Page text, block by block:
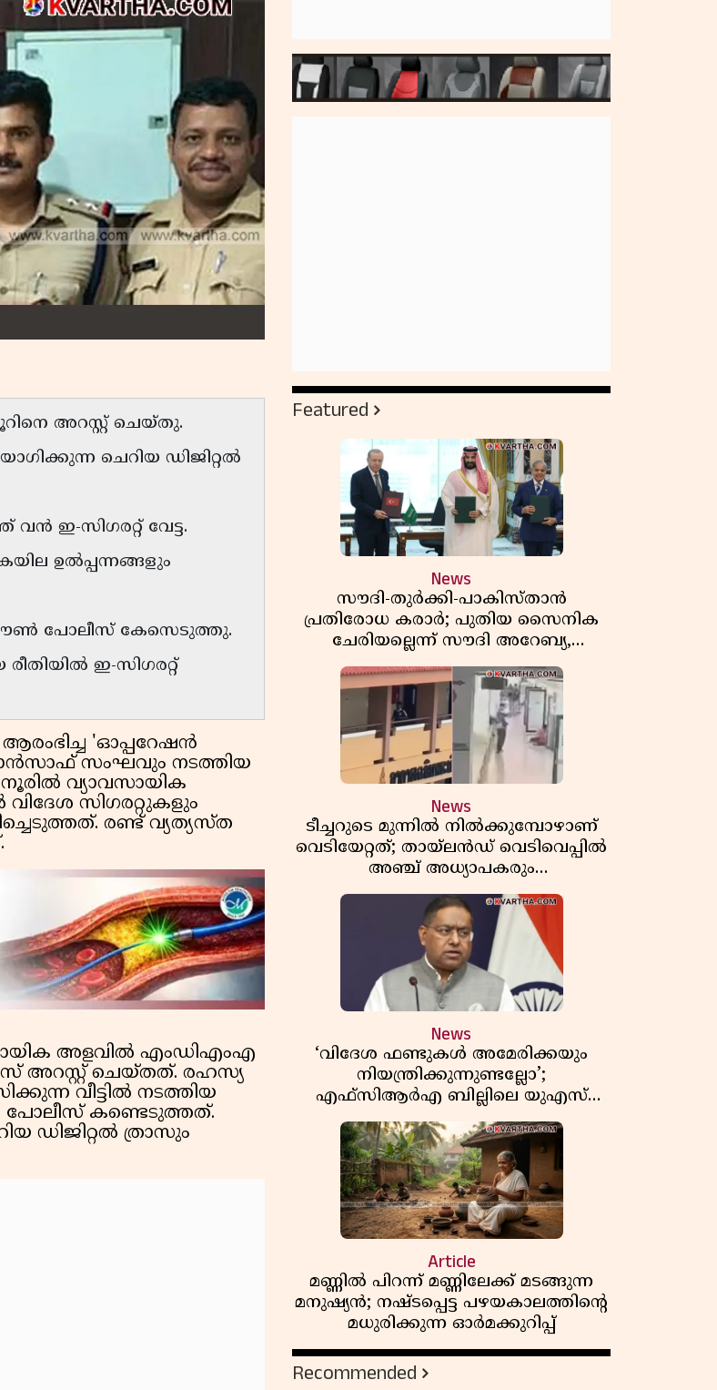
അറസ്റ്റ് ചെയ്തു.
ചെറിയ ഡിജിറ്റൽ
ഇ-സിഗരറ്റ് വേട്ട.
ഉൽപ്പന്നങ്ങളും
ടൗൺ പോലീസ് കേസെടുത്തു.
ഇ-സിഗരറ്റ്
'ഓപ്പറേഷൻ
സംഘവും നടത്തിയ
വ്യാവസായിക
സിഗരറ്റുകളും
രണ്ട് വ്യത്യസ്ത
അളവിൽ എംഡിഎംഎ
അറസ്റ്റ് ചെയ്തത്. രഹസ്യ
വീട്ടിൽ നടത്തിയ
പോലീസ് കണ്ടെടുത്തത്.
ഡിജിറ്റൽ ത്രാസും
Featured
News
സൗദി-തുർക്കി-പാകിസ്താൻ
പ്രതിരോധ കരാർ; പുതിയ സൈനിക
ചേരിയല്ലെന്ന് സൗദി അറേബ്യ,
വിമർശനവുമായി ഇറാൻ
News
ടീച്ചറുടെ മുന്നിൽ നിൽക്കുമ്പോഴാണ്
വെടിയേറ്റത്; തായ്‌ലൻഡ് വെടിവെപ്പിൽ
അഞ്ച് അധ്യാപകരും
മുത്തശ്ശീമുത്തശ്ശന്മാരും കൊല്ലപ്പെട്ടു,
മരണസംഖ്യ 7; ഞെട്ടിക്കുന്ന
വെളിപ്പെടുത്തലുകൾ
News
‘വിദേശ ഫണ്ടുകൾ അമേരിക്കയും
നിയന്ത്രിക്കുന്നുണ്ടല്ലോ’;
എഫ്സിആർഎ ബില്ലിലെ യുഎസ്
വിമർശനങ്ങൾക്ക് മറുപടിയുമായി ഇന്ത്യ
Article
മണ്ണിൽ പിറന്ന് മണ്ണിലേക്ക് മടങ്ങുന്ന
മനുഷ്യൻ; നഷ്ടപ്പെട്ട പഴയകാലത്തിൻ്റെ
മധുരിക്കുന്ന ഓർമക്കുറിപ്പ്
Recommended